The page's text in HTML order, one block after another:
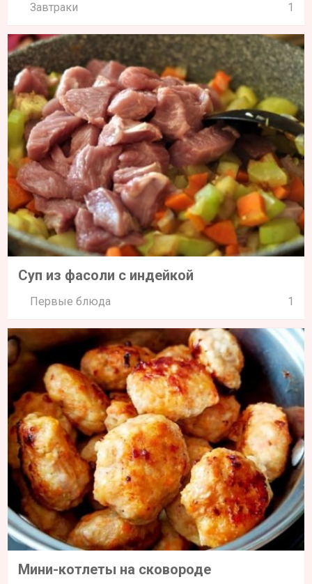
Завтраки 1
Суп из фасоли с индейкой
Первые блюда 1
Мини-котлеты на сковороде